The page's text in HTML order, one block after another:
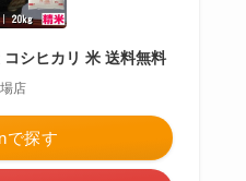
シヒカリ 米 送料無料
店
で探す